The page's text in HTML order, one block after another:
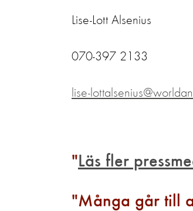
Lise-Lott Alsenius
070-397 2133
lise-
Läs fler
Många går till